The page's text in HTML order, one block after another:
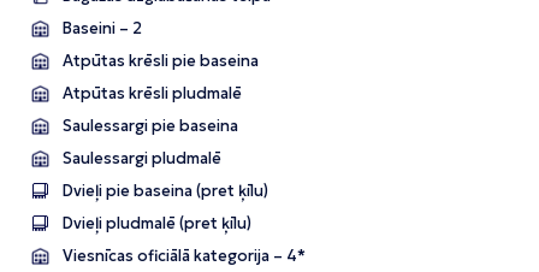
Baseini – 2
Atpūtas krēsli pie baseina
Atpūtas krēsli pludmalē
Saulessargi pie baseina
Saulessargi pludmalē
Dvieļi pie baseina (pret ķīlu)
Dvieļi pludmalē (pret ķīlu)
Viesnīcas oficiālā kategorija – 4*